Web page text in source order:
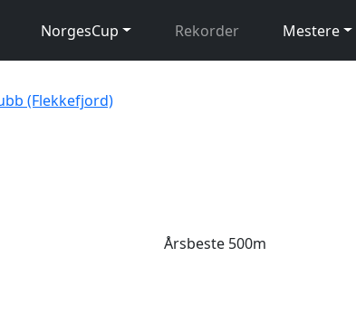
NorgesCup Rekorder Mestere
(Flekkefjord)
Årsbeste 500m